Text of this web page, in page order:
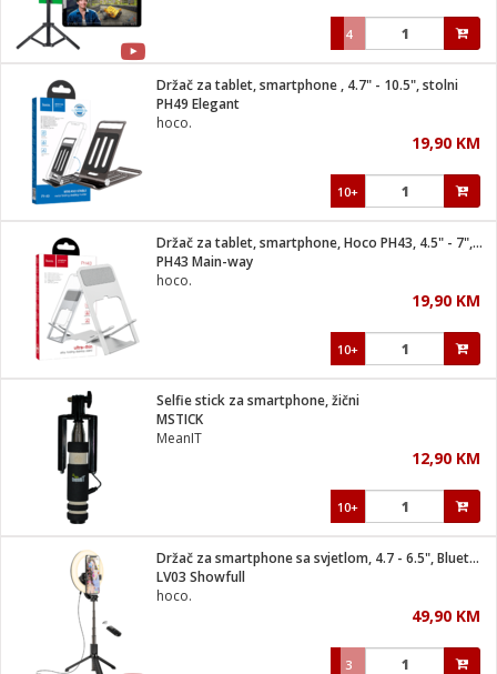
Sušilica
/ Zdravlje
za kosu
brijanje
tuš
4
Držač za tablet, smartphone , 4.7" - 10.5", stolni
PH49 Elegant
hoco.
19,90 KM
10+
Držač za tablet, smartphone, Hoco PH43, 4.5" - 7", stolni
PH43 Main-way
hoco.
19,90 KM
10+
Selfie stick za smartphone, žični
MSTICK
MeanIT
12,90 KM
10+
Držač za smartphone sa svjetlom, 4.7 - 6.5", Bluetooth
LV03 Showfull
hoco.
49,90 KM
3